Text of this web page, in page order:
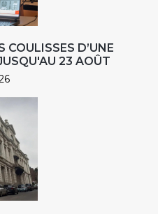
COULISSES D’UNE
23 AOÛT